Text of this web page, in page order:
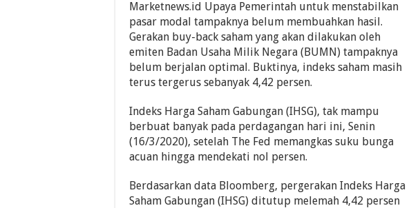
Marketnews.id Upaya Pemerintah untuk menstabilkan
pasar modal tampaknya belum membuahkan hasil.
Gerakan buy-back saham yang akan dilakukan oleh
emiten Badan Usaha Milik Negara (BUMN) tampaknya
belum berjalan optimal. Buktinya, indeks saham masih
terus tergerus sebanyak 4,42 persen.
Indeks Harga Saham Gabungan (IHSG), tak mampu
berbuat banyak pada perdagangan hari ini, Senin
(16/3/2020), setelah The Fed memangkas suku bunga
acuan hingga mendekati nol persen.
Berdasarkan data Bloomberg, pergerakan Indeks Harga
Saham Gabungan (IHSG) ditutup melemah 4,42 persen